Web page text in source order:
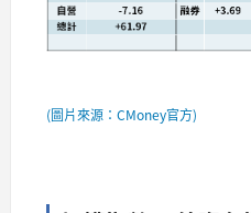
(圖片來源：CMoney官方)